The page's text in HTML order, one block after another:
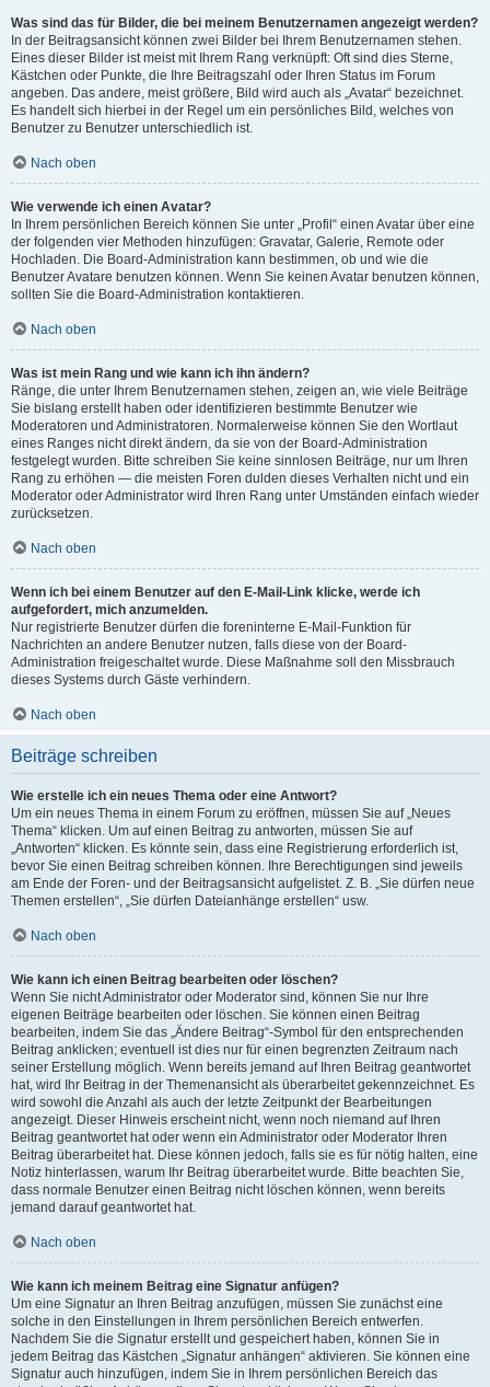
Was sind das für Bilder, die bei meinem Benutzernamen angezeigt werden?
In der Beitragsansicht können zwei Bilder bei Ihrem Benutzernamen stehen.
Eines dieser Bilder ist meist mit Ihrem Rang verknüpft: Oft sind dies Sterne,
Kästchen oder Punkte, die Ihre Beitragszahl oder Ihren Status im Forum
angeben. Das andere, meist größere, Bild wird auch als „Avatar“ bezeichnet.
Es handelt sich hierbei in der Regel um ein persönliches Bild, welches von
Benutzer zu Benutzer unterschiedlich ist.
Nach oben
Wie verwende ich einen Avatar?
In Ihrem persönlichen Bereich können Sie unter „Profil“ einen Avatar über eine
der folgenden vier Methoden hinzufügen: Gravatar, Galerie, Remote oder
Hochladen. Die Board-Administration kann bestimmen, ob und wie die
Benutzer Avatare benutzen können. Wenn Sie keinen Avatar benutzen können,
sollten Sie die Board-Administration kontaktieren.
Nach oben
Was ist mein Rang und wie kann ich ihn ändern?
Ränge, die unter Ihrem Benutzernamen stehen, zeigen an, wie viele Beiträge
Sie bislang erstellt haben oder identifizieren bestimmte Benutzer wie
Moderatoren und Administratoren. Normalerweise können Sie den Wortlaut
eines Ranges nicht direkt ändern, da sie von der Board-Administration
festgelegt wurden. Bitte schreiben Sie keine sinnlosen Beiträge, nur um Ihren
Rang zu erhöhen — die meisten Foren dulden dieses Verhalten nicht und ein
Moderator oder Administrator wird Ihren Rang unter Umständen einfach wieder
zurücksetzen.
Nach oben
Wenn ich bei einem Benutzer auf den E-Mail-Link klicke, werde ich
aufgefordert, mich anzumelden.
Nur registrierte Benutzer dürfen die foreninterne E-Mail-Funktion für
Nachrichten an andere Benutzer nutzen, falls diese von der Board-
Administration freigeschaltet wurde. Diese Maßnahme soll den Missbrauch
dieses Systems durch Gäste verhindern.
Nach oben
Beiträge schreiben
Wie erstelle ich ein neues Thema oder eine Antwort?
Um ein neues Thema in einem Forum zu eröffnen, müssen Sie auf „Neues
Thema“ klicken. Um auf einen Beitrag zu antworten, müssen Sie auf
„Antworten“ klicken. Es könnte sein, dass eine Registrierung erforderlich ist,
bevor Sie einen Beitrag schreiben können. Ihre Berechtigungen sind jeweils
am Ende der Foren- und der Beitragsansicht aufgelistet. Z. B. „Sie dürfen neue
Themen erstellen“, „Sie dürfen Dateianhänge erstellen“ usw.
Nach oben
Wie kann ich einen Beitrag bearbeiten oder löschen?
Wenn Sie nicht Administrator oder Moderator sind, können Sie nur Ihre
eigenen Beiträge bearbeiten oder löschen. Sie können einen Beitrag
bearbeiten, indem Sie das „Ändere Beitrag“-Symbol für den entsprechenden
Beitrag anklicken; eventuell ist dies nur für einen begrenzten Zeitraum nach
seiner Erstellung möglich. Wenn bereits jemand auf Ihren Beitrag geantwortet
hat, wird Ihr Beitrag in der Themenansicht als überarbeitet gekennzeichnet. Es
wird sowohl die Anzahl als auch der letzte Zeitpunkt der Bearbeitungen
angezeigt. Dieser Hinweis erscheint nicht, wenn noch niemand auf Ihren
Beitrag geantwortet hat oder wenn ein Administrator oder Moderator Ihren
Beitrag überarbeitet hat. Diese können jedoch, falls sie es für nötig halten, eine
Notiz hinterlassen, warum Ihr Beitrag überarbeitet wurde. Bitte beachten Sie,
dass normale Benutzer einen Beitrag nicht löschen können, wenn bereits
jemand darauf geantwortet hat.
Nach oben
Wie kann ich meinem Beitrag eine Signatur anfügen?
Um eine Signatur an Ihren Beitrag anzufügen, müssen Sie zunächst eine
solche in den Einstellungen in Ihrem persönlichen Bereich entwerfen.
Nachdem Sie die Signatur erstellt und gespeichert haben, können Sie in
jedem Beitrag das Kästchen „Signatur anhängen“ aktivieren. Sie können eine
Signatur auch hinzufügen, indem Sie in Ihrem persönlichen Bereich das